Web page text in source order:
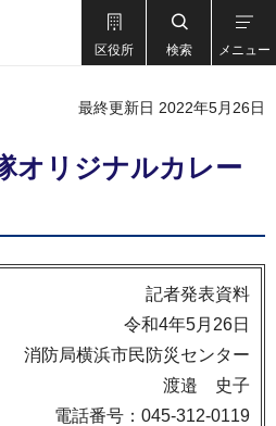
区役所 検索 メニュー
最終更新日 2022年5月26日
オリジナルカレー
記者発表資料
令和4年5月26日
消防局横浜市民防災センター
渡邉 史子
電話番号：045-312-0119